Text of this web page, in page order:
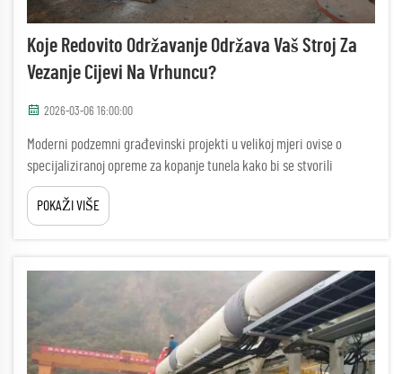
Koje Redovito Održavanje Održava Vaš Stroj Za
Vezanje Cijevi Na Vrhuncu?
2026-03-06 16:00:00
Moderni podzemni građevinski projekti u velikoj mjeri ovise o
specijaliziranoj opreme za kopanje tunela kako bi se stvorili
precizni putevi za instalacije i razvoj infrastrukture. Mašina za
skidanje cijevi predstavlja jedan od najkritičnijih dijelova opreme...
POKAŽI VIŠE